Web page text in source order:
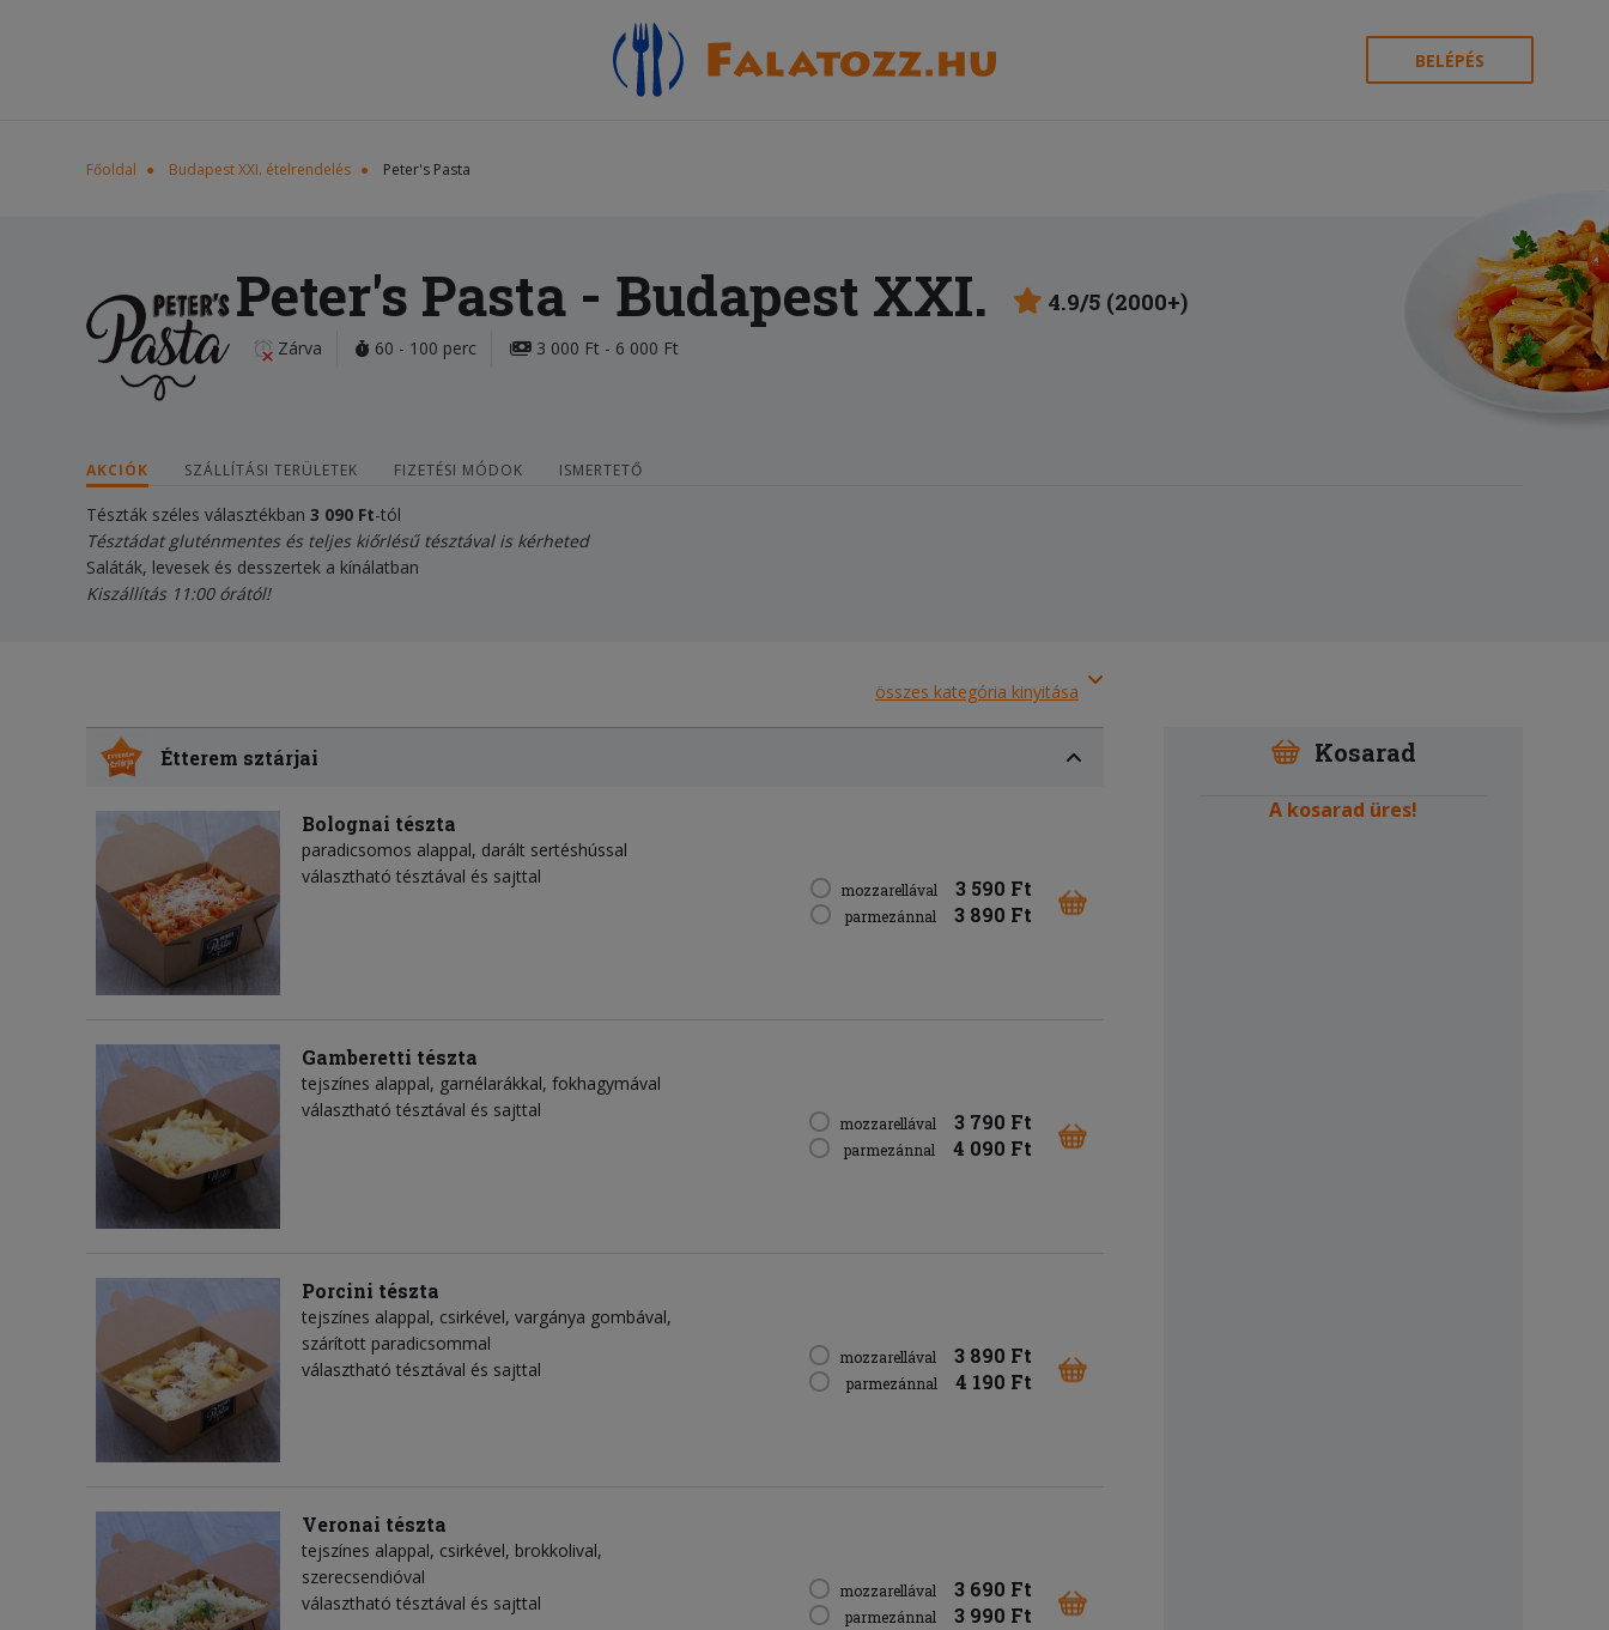
BELÉPÉS
Főoldal Budapest XXI. ételrendelés Peter's Pasta
Peter's Pasta - Budapest XXI. 4.9/5 (2000+)
Zárva 60 - 100 perc 3 000 Ft - 6 000 Ft
AKCIÓK SZÁLLÍTÁSI TERÜLETEK FIZETÉSI MÓDOK ISMERTETŐ
Tészták széles választékban 3 090 Ft-tól
Tésztádat gluténmentes és teljes kiőrlésű tésztával is kérheted
Saláták, levesek és desszertek a kínálatban
Kiszállítás 11:00 órától!
összes kategória kinyitása
Étterem sztárjai
Bolognai tészta
paradicsomos alappal, darált sertéshússal
választható tésztával és sajttal
mozzarellával 3 590 Ft
parmezánnal 3 890 Ft
Gamberetti tészta
tejszínes alappal, garnélarákkal, fokhagymával
választható tésztával és sajttal
mozzarellával 3 790 Ft
parmezánnal 4 090 Ft
Porcini tészta
tejszínes alappal, csirkével, vargánya gombával,
szárított paradicsommal
választható tésztával és sajttal
mozzarellával 3 890 Ft
parmezánnal 4 190 Ft
Veronai tészta
tejszínes alappal, csirkével, brokkolival,
szerecsendióval
választható tésztával és sajttal
mozzarellával 3 690 Ft
parmezánnal 3 990 Ft
Kosarad
A kosarad üres!